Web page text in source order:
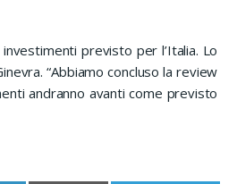
previsto per l’Italia. Lo
“Abbiamo concluso la review
andranno avanti come previsto